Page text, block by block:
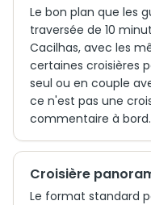
Le bon plan que les
traversée de 10
Cacilhas, avec les
certaines croisières
seul ou en couple
ce n'est pas une
commentaire à bord.
Croisière
Le format standard